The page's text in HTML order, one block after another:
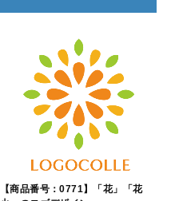
【商品番号：0771】「花」「花